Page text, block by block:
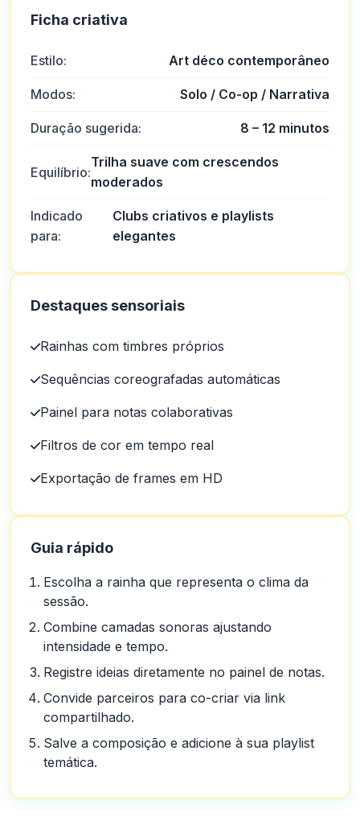
Ficha criativa
Estilo: Art déco contemporâneo
Modos: Solo / Co-op / Narrativa
Duração sugerida: 8 – 12 minutos
Equilíbrio:
Trilha suave com crescendos
moderados
Indicado
para:
Clubs criativos e playlists
elegantes
Destaques sensoriais
Rainhas com timbres próprios
Sequências coreografadas automáticas
Painel para notas colaborativas
Filtros de cor em tempo real
Exportação de frames em HD
Guia rápido
Escolha a rainha que representa o clima da
sessão.
Combine camadas sonoras ajustando
intensidade e tempo.
Registre ideias diretamente no painel de notas.
Convide parceiros para co-criar via link
compartilhado.
Salve a composição e adicione à sua playlist
temática.